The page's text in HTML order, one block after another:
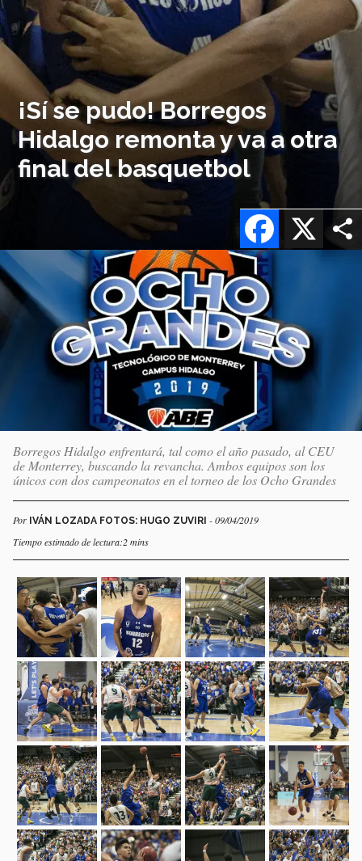
¡Sí se pudo! Borregos
Hidalgo remonta y va a otra
final del basquetbol
X
Facebook
Borregos Hidalgo enfrentará, tal como el año pasado, al CEU
de Monterrey, buscando la revancha. Ambos equipos son los
únicos con dos campeonatos en el torneo de los Ocho Grandes
Por IVÁN LOZADA FOTOS: HUGO ZUVIRI - 09/04/2019
Tiempo estimado de lectura:2 mins